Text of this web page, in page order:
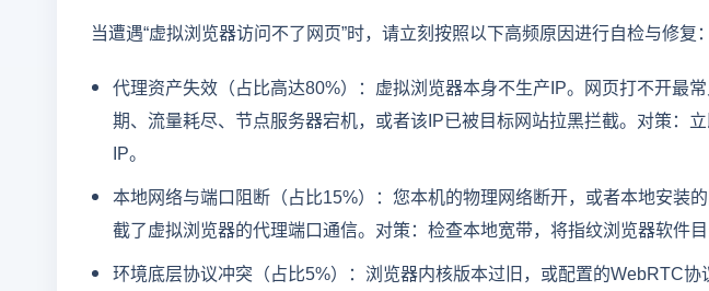
当遭遇“虚拟浏览器访问不了网页”时，请立刻按照以下高频原因进行自检与修复：
代理资产失效（占比高达80%）：虚拟浏览器本身不生产IP。网页打不开最
期、流量耗尽、节点服务器宕机，或者该IP已被目标网站拉黑拦截。对策：
IP。
本地网络与端口阻断（占比15%）：您本机的物理网络断开，或者本地安装
截了虚拟浏览器的代理端口通信。对策：检查本地宽带，将指纹浏览器软件目
环境底层协议冲突（占比5%）：浏览器内核版本过旧，或配置的WebRTC